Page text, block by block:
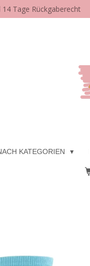
Tage Rückgaberecht
KATEGORIEN